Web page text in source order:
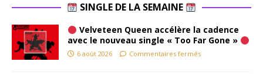
SINGLE DE LA SEMAINE
Velveteen Queen accélère la cadence
avec le nouveau single « Too Far Gone »
6 août 2026 Commentaires fermés